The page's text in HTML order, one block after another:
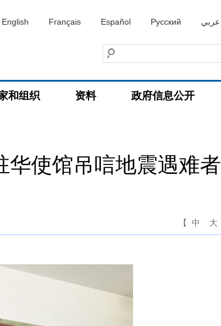
English Français Español Русский عربي
和组织 资料 政府信息公开
华使馆吊唁地震遇难者
【 中 大